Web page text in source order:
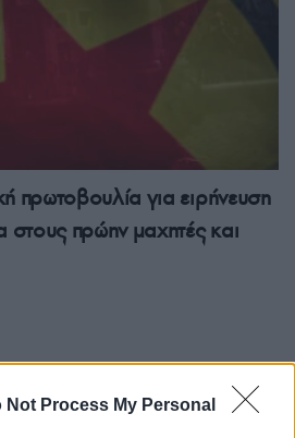
Not Process My Personal
πρωτοβουλία για ειρήνευση
στους πρώην μαχητές και